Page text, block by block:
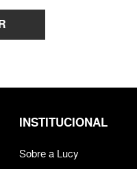
INSTITUCIONAL
Sobre a Lucy